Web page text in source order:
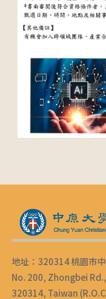
地址：320314 桃園市
No. 200, Zhongbei
320314, Taiwan